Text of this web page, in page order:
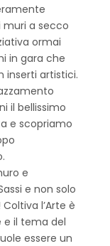
muri a secco
ormai
in gara che
inserti artistici.
il bellissimo
e scopriamo
e
e non solo
l’Arte è
e il tema del
essere un